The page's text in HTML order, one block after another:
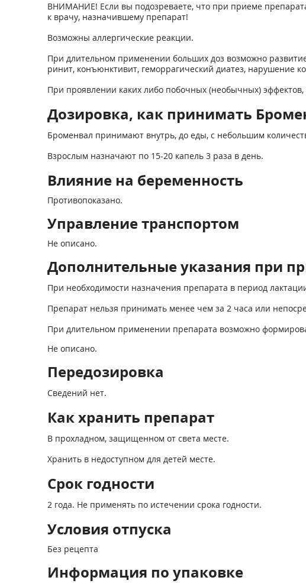
ВНИМАНИЕ! Если вы подозреваете, что при приеме
к врачу, назначившему препарат!
Возможны аллергические реакции.
При длительном применении больших доз возможно
ринит, конъюнктивит, геморрагический диатез, нарушение
При проявлении каких либо побочных (необычных)
Дозировка, как принимать
Броменвал принимают внутрь, до еды, с небольшим
Взрослым назначают по 15-20 капель 3 раза в день.
Влияние на беременность
Противопоказано.
Управление транспортом
Не описано.
Дополнительные указания при
При необходимости назначения препарата в период
Препарат нельзя принимать менее чем за 2 часа или
При длительном применении препарата возможно
Не описано.
Передозировка
Сведений нет.
Как хранить препарат
В прохладном, защищенном от света месте.
Хранить в недоступном для детей месте.
Срок годности
2 года. Не применять по истечении срока годности.
Условия отпуска
Без рецепта
Информация по упаковке